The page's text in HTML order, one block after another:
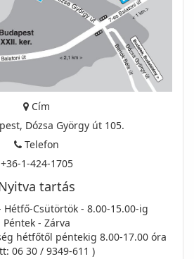
Cím
Dózsa György út 105.
Telefon
+36-1-424-1705
tartás
Csütörtök - 8.00-15.00-ig
Péntek - Zárva
hétfőtől péntekig 8.00-17.00 óra
06 30 / 9349-611 )